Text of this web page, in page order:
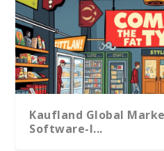
Kaufland Global
Software-I...